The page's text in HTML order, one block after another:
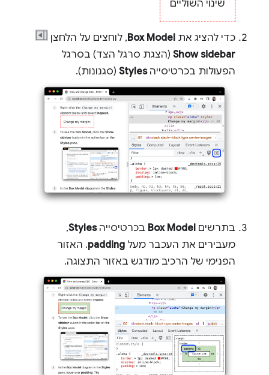
שינוי השוליים
כדי להציג את Box Model, לוחצים על הלחצן
Show sidebar (הצגת סרגל הצד) בסרגל
הפעולות בכרטיסייהStyles (סגנונות).
בתרשים Box Model בכרטיסייהStyles
,
מעבירים את העכבר מעל padding. האזור
הפנימי של הרכיב מודגש באזור התצוגה.